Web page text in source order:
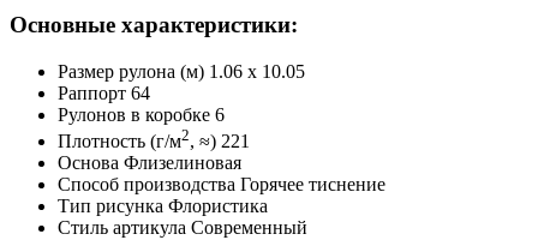
Основные характеристики:
Размер рулона (м) 1.06 x 10.05
Раппорт 64
Рулонов в коробке 6
Плотность (г/м2, ≈) 221
Основа Флизелиновая
Способ производства Горячее тиснение
Тип рисунка Флористика
Стиль артикула Современный